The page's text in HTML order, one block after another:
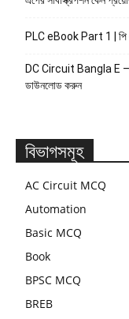
PLC eBook Part 1 | পি
DC Circuit Bangla E –
ডাউনলোড করুন
বিভাগসমূহ
AC Circuit MCQ
Automation
Basic MCQ
Book
BPSC MCQ
BREB